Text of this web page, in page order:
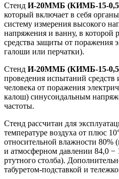
Стенд И-20ММБ (КИМБ-15-
который включает в себя
систему измерения высокого
напряжения и ванну, в которой
средства защиты от поражения
галоши или перчатки).
Стенд И-20ММБ (КИМБ-15-
проведения испытаний
человека от поражения
калош) синусоидальным
частоты.
Стенд рассчитан для
температуре воздуха от плюс
относительной влажности 80%
и атмосферном давлении 84,0
ртутного столба).
табуретом-подставкой и